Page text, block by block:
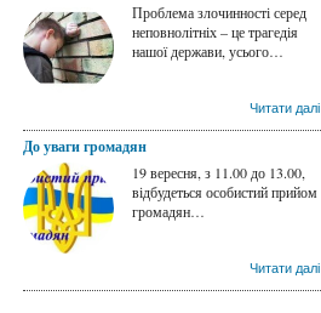
Проблема злочинності серед
неповнолітніх – це трагедія
нашої держави, усього…
Читати далі
До уваги громадян
19 вересня, з 11.00 до 13.00,
відбудеться особистий прийом
громадян…
Читати далі